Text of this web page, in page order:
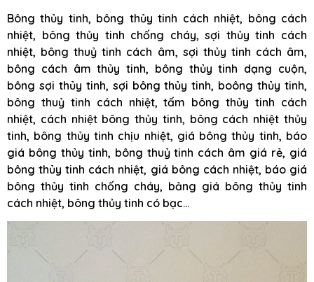
Bông thủy tinh, bông thủy tinh cách nhiệt, bông cách
nhiệt, bông thủy tinh chống cháy, sợi thủy tinh cách
nhiệt, bông thuỷ tinh cách âm, sợi thủy tinh cách âm,
bông cách âm thủy tinh, bông thủy tinh dạng cuộn,
bông sợi thủy tinh, sợi bông thủy tinh, boông thủy tinh,
bông thuỷ tinh cách nhiệt, tấm bông thủy tinh cách
nhiệt, cách nhiệt bông thủy tinh, bông cách nhiệt thủy
tinh, bông thủy tinh chịu nhiệt, giá bông thủy tinh, báo
giá bông thủy tinh, bông thuỷ tinh cách âm giá rẻ, giá
bông thủy tinh cách nhiệt, giá bông cách nhiệt, báo giá
bông thủy tinh chống cháy, bảng giá bông thủy tinh
cách nhiệt, bông thủy tinh có bạc…